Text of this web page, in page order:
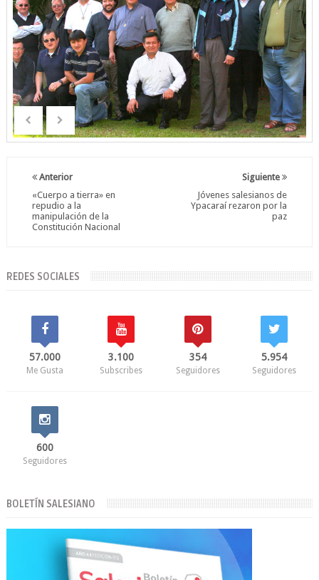
Siguiente
Jóvenes salesianos de
Ypacaraí rezaron por la
paz
Anterior
«Cuerpo a tierra» en
repudio a la
manipulación de la
Constitución Nacional
REDES SOCIALES
57.000
Me Gusta
3.100
Subscribes
354
Seguidores
5.954
Seguidores
600
Seguidores
BOLETÍN SALESIANO